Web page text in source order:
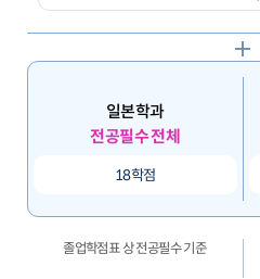
일본학과
전공필수 전체
18학점
졸업학점표 상 전공필수 기준